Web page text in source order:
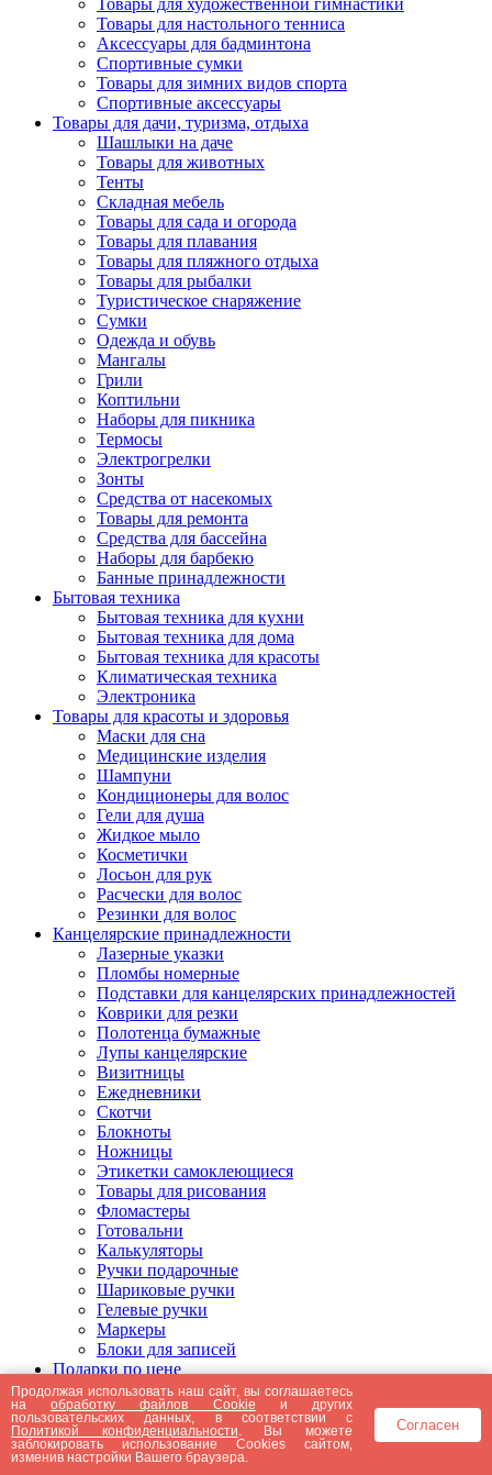
Товары для художественной гимнастики
Товары для настольного тенниса
Аксессуары для бадминтона
Спортивные сумки
Товары для зимних видов спорта
Спортивные аксессуары
Товары для дачи, туризма, отдыха
Шашлыки на даче
Товары для животных
Тенты
Складная мебель
Товары для сада и огорода
Товары для плавания
Товары для пляжного отдыха
Товары для рыбалки
Туристическое снаряжение
Сумки
Одежда и обувь
Мангалы
Грили
Коптильни
Наборы для пикника
Термосы
Электрогрелки
Зонты
Средства от насекомых
Товары для ремонта
Средства для бассейна
Наборы для барбекю
Банные принадлежности
Бытовая техника
Бытовая техника для кухни
Бытовая техника для дома
Бытовая техника для красоты
Климатическая техника
Электроника
Товары для красоты и здоровья
Маски для сна
Медицинские изделия
Шампуни
Кондиционеры для волос
Гели для душа
Жидкое мыло
Косметички
Лосьон для рук
Расчески для волос
Резинки для волос
Канцелярские принадлежности
Лазерные указки
Пломбы номерные
Подставки для канцелярских принадлежностей
Коврики для резки
Полотенца бумажные
Лупы канцелярские
Визитницы
Ежедневники
Скотчи
Блокноты
Ножницы
Этикетки самоклеющиеся
Товары для рисования
Фломастеры
Готовальни
Калькуляторы
Ручки подарочные
Шариковые ручки
Гелевые ручки
Маркеры
Блоки для записей
Подарки по цене
Подарки от 5000 рублей
Подарки до 5000 рублей
Подарки до 3000 рублей
Подарки до 2000 рублей
Подарки до 1000 рублей
Продолжая использовать наш сайт, вы соглашаетесь
наобработку файлов Cookie и других
пользовательских данных, в соответствии с
Политикой конфиденциальности . Вы можете
заблокировать использование Cookies сайтом,
изменив настройки Вашего браузера.
Согласен